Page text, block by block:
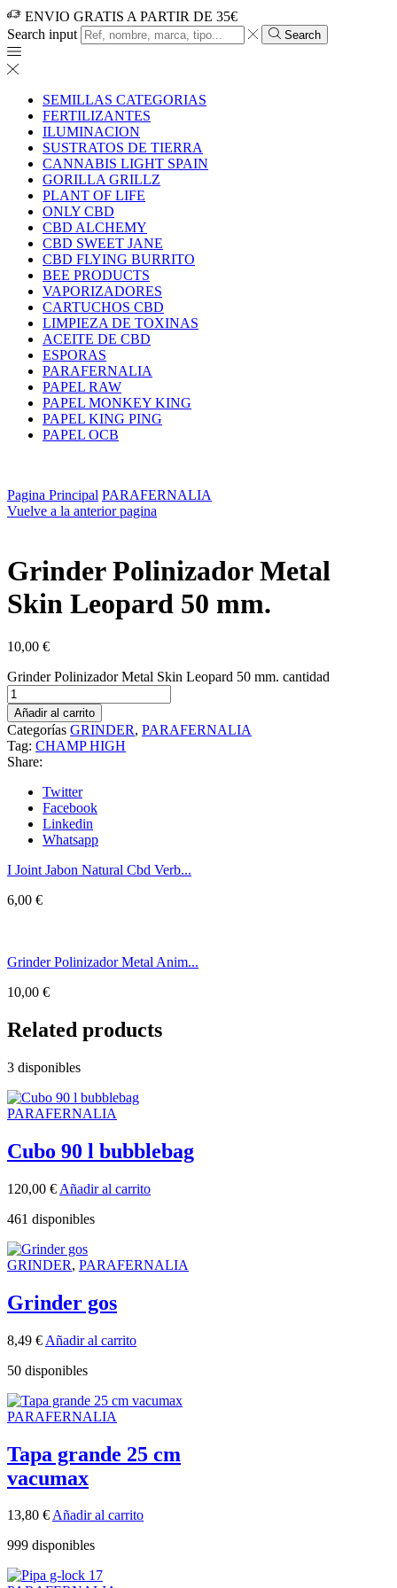
ENVIO GRATIS A PARTIR DE 35€
Search input
Search
SEMILLAS CATEGORIAS
FERTILIZANTES
ILUMINACION
SUSTRATOS DE TIERRA
CANNABIS LIGHT SPAIN
GORILLA GRILLZ
PLANT OF LIFE
ONLY CBD
CBD ALCHEMY
CBD SWEET JANE
CBD FLYING BURRITO
BEE PRODUCTS
VAPORIZADORES
CARTUCHOS CBD
LIMPIEZA DE TOXINAS
ACEITE DE CBD
ESPORAS
PARAFERNALIA
PAPEL RAW
PAPEL MONKEY KING
PAPEL KING PING
PAPEL OCB
Pagina Principal PARAFERNALIA
Vuelve a la anterior pagina
Grinder Polinizador Metal
Skin Leopard 50 mm.
10,00 €
Grinder Polinizador Metal Skin Leopard 50 mm. cantidad
Añadir al carrito
Categorías GRINDER, PARAFERNALIA
Tag: CHAMP HIGH
Share:
Twitter
Facebook
Linkedin
Whatsapp
I Joint Jabon Natural Cbd Verb...
6,00 €
Grinder Polinizador Metal Anim...
10,00 €
Related products
3 disponibles
PARAFERNALIA
Cubo 90 l bubblebag
120,00 € Añadir al carrito
461 disponibles
GRINDER, PARAFERNALIA
Grinder gos
8,49 € Añadir al carrito
50 disponibles
PARAFERNALIA
Tapa grande 25 cm
vacumax
13,80 €Añadir al carrito
999 disponibles